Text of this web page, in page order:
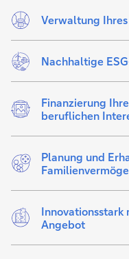
Verwaltung
Nachhaltige
Finanzierung
beruflichen
Planung und
Angebot